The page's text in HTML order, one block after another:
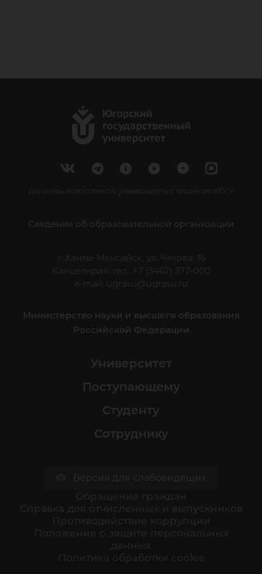
Делитесь новостями об университете с хештегом #ЮГУ
Сведения об образовательной организации
г. Ханты-Мансийск, ул. Чехова, 16
Канцелярия: тел.: +7 (3467) 377-000
e-mail:
ugrasu@ugrasu.ru
Министерство науки и высшего образования
Российской Федерации
Университет
Поступающему
Студенту
Сотруднику